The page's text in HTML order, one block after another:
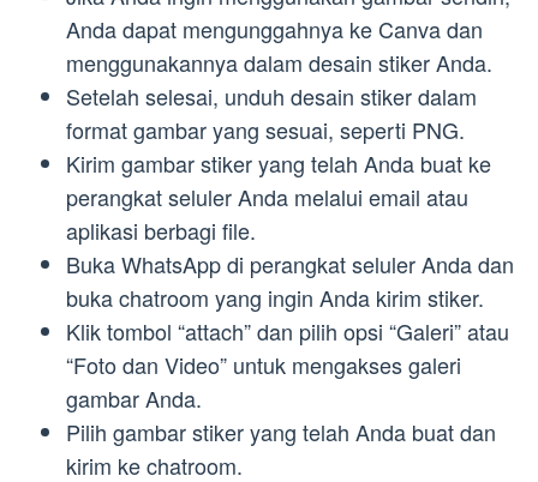
Anda dapat mengunggahnya ke Canva dan
menggunakannya dalam desain stiker Anda.
Setelah selesai, unduh desain stiker dalam
format gambar yang sesuai, seperti PNG.
Kirim gambar stiker yang telah Anda buat ke
perangkat seluler Anda melalui email atau
aplikasi berbagi file.
Buka WhatsApp di perangkat seluler Anda dan
buka chatroom yang ingin Anda kirim stiker.
Klik tombol “attach” dan pilih opsi “Galeri” atau
“Foto dan Video” untuk mengakses galeri
gambar Anda.
Pilih gambar stiker yang telah Anda buat dan
kirim ke chatroom.